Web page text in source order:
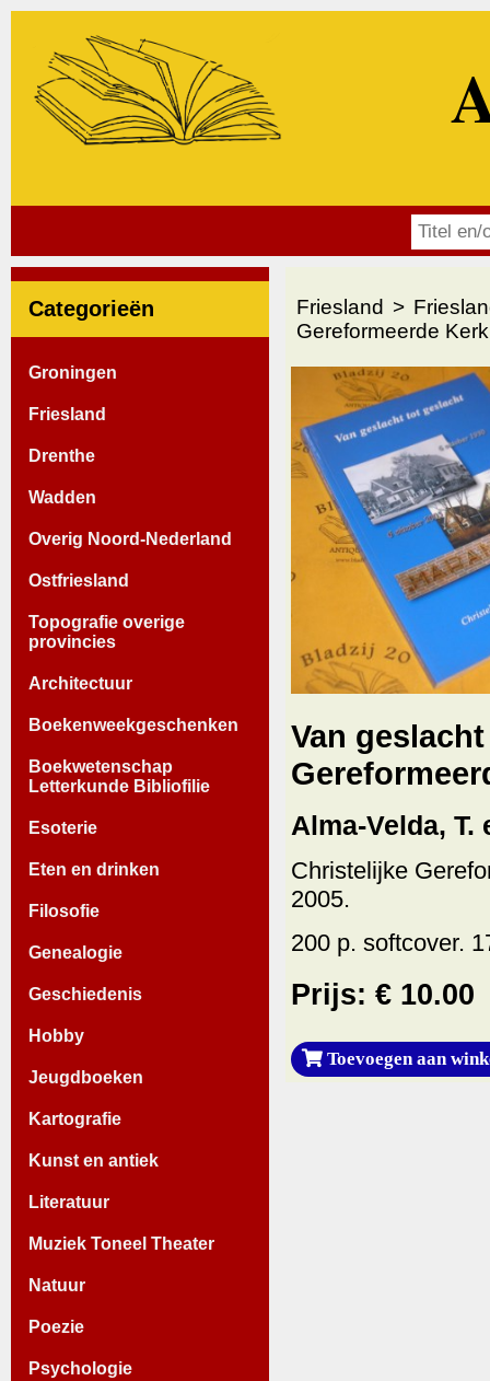
Categorieën
Groningen
Friesland
Drenthe
Wadden
Overig Noord-Nederland
Ostfriesland
Topografie overige
provincies
Architectuur
Boekenweekgeschenken
Boekwetenschap
Letterkunde Bibliofilie
Esoterie
Eten en drinken
Filosofie
Genealogie
Geschiedenis
Hobby
Jeugdboeken
Kartografie
Kunst en antiek
Literatuur
Muziek Toneel Theater
Natuur
Poezie
Psychologie
Friesland
Gereformeerde
Van
Alma-Velda, T.
Christelijke
2005.
200 p. softcover.
Prijs: € 10.00
Toevoegen aan